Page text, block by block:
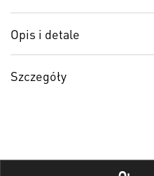
Opis i detale
Szczegóły